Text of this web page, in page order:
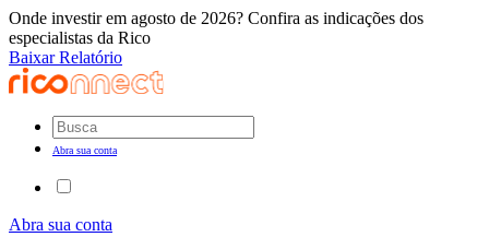
Onde investir em agosto de 2026? Confira as indicações dos
especialistas da Rico
Baixar Relatório
Abra sua conta
Abra sua conta